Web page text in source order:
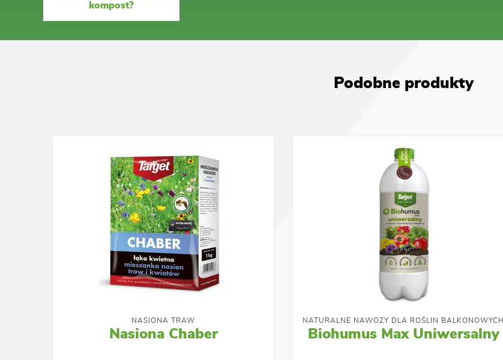
kompost?
Podobne produkty
NASIONA TRAW
Nasiona Chaber
NATURALNE NAWOZY DLA ROŚLIN BALKONOWYCH
Biohumus Max Uniwersalny